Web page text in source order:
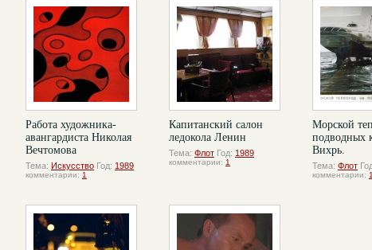
Работа художника-
авангардиста Николая
Вечтомова
Тема: Искусство Год: 1989
комментарии: 1
Капитанский салон
ледокола Ленин
Тема: Флот Год: 1989
комментарии: 1
Морской
подводных
Вихрь.
Тема: Флот
комментарии: 1